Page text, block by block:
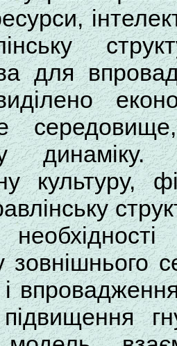
для
культуру,
зовнішнього